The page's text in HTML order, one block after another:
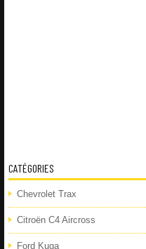
CATÉGORIES
Chevrolet Trax
Citroën C4 Aircross
Ford Kuga